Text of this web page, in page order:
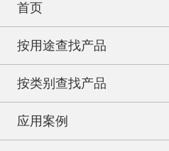
首页
按用途查找产品
按类别查找产品
应用案例